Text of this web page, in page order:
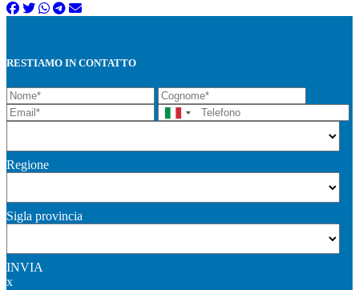
RESTIAMO IN CONTATTO
Regione
Sigla provincia
INVIA
x